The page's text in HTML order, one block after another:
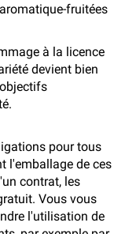
fruitées
à la licence
devient bien
pour tous
l'emballage de ces
contrat, les
Vous vous
l'utilisation de